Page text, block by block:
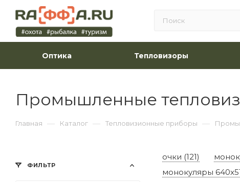
Оптика Тепловизоры
Промышленные
Главная — Каталог — Тепловизионные приборы —
очки (121)
монокуляры
ФИЛЬТР